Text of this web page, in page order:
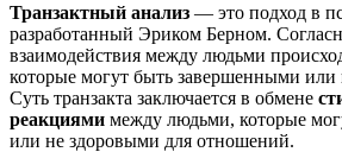
Транзактный анализ — это подход в
разработанный Эриком Берном.
взаимодействия между людьми
которые могут быть завершенными
Суть транзакта заключается в обмене
реакциями между людьми, которые
или не здоровыми для отношений.